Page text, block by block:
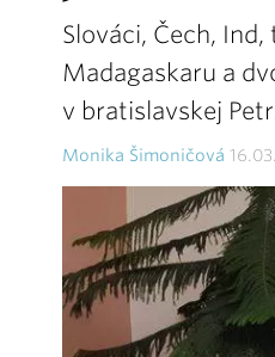
Slováci, Čech,
Madagaskaru a
v bratislavskej
Monika Šimoničová